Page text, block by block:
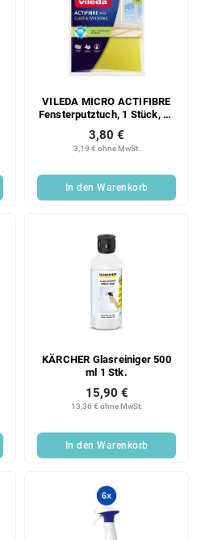
VILEDA MICRO ACTIFIBRE
Fensterputztuch, 1 Stück, 32
3,19 € ohne MwSt.
3,80 €
In den Warenkorb
KÄRCHER Glasreiniger 500
ml 1 Stk.
13,36 € ohne MwSt.
15,90 €
In den Warenkorb